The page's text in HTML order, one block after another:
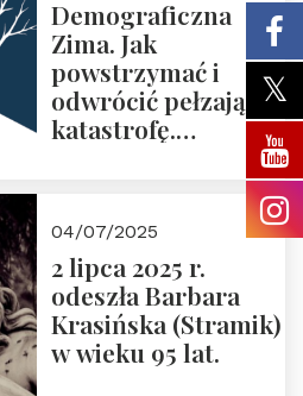
Demograficzna
Zima. Jak
powstrzymać i
odwrócić pełzającą
katastrofę.
pierwsze spotkanie
Nowego
Ćwierćwiecza”
04/07/2025
2 lipca 2025 r.
odeszła Barbara
Krasińska (Stramik)
w wieku 95 lat.